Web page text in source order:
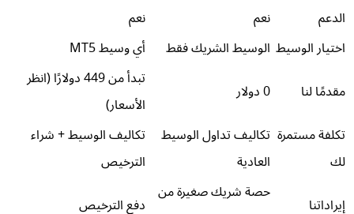
الدعم
نعم
نعم
اختيار الوسيط الوسيط الشريك فقط
أي وسيط MT5
مقدمًا لنا
0 دولار
تبدأ من 449 دولارًا (انظر
الأسعار)
تكلفة مستمرة
لك
تكاليف تداول الوسيط
العادية
تكاليف الوسيط + شراء
الترخيص
إيراداتنا
حصة شريك صغيرة من دفع الترخيص